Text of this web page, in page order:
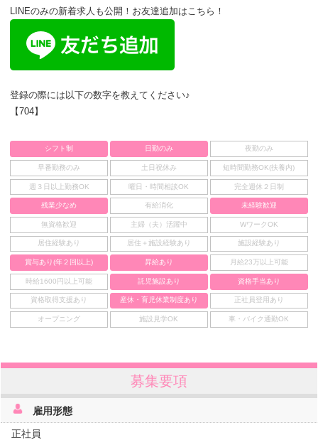
LINEのみの新着求人も公開！お友達追加はこちら！
登録の際には以下の数字を教えてください♪
【704】
シフト制 日勤のみ 夜勤のみ
早番勤務のみ 土日祝休み 短時間勤務OK(扶養内)
週３日以上勤務OK 曜日・時間相談OK 完全週休２日制
残業少なめ 有給消化 未経験歓迎
無資格歓迎 主婦（夫）活躍中 WワークOK
居住経験あり 居住＋施設経験あり 施設経験あり
賞与あり(年２回以上) 昇給あり 月給23万以上可能
時給1600円以上可能 託児施設あり 資格手当あり
資格取得支援あり 産休・育児休業制度あり 正社員登用あり
オープニング 施設見学OK 車・バイク通勤OK
募集要項
雇用形態
正社員